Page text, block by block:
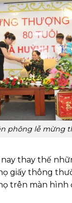
phông lễ mừng
nay thay thế
giấy thông
trên màn hình